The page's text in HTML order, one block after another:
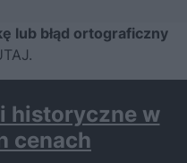
lub błąd ortograficzny
.
historyczne w
cenach